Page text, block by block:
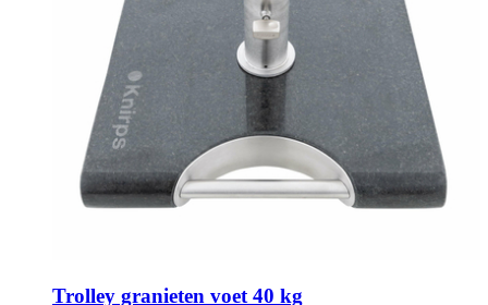
Trolley granieten voet 40 kg